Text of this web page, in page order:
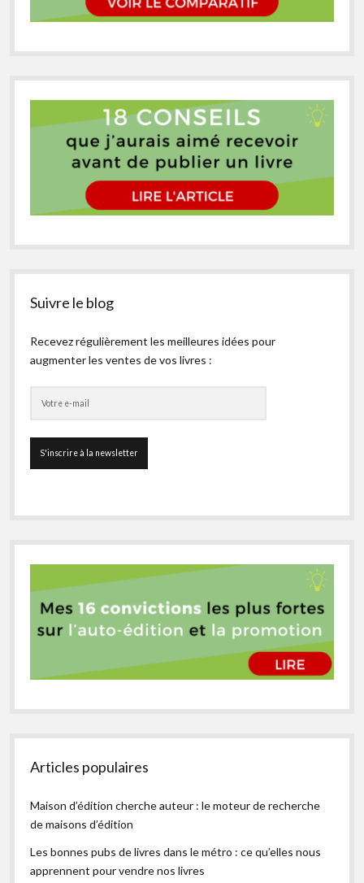
Suivre le blog
Recevez régulièrement les meilleures idées pour
augmenter les ventes de vos livres :
Articles populaires
Maison d’édition cherche auteur : le moteur de recherche
de maisons d’édition
Les bonnes pubs de livres dans le métro : ce qu’elles nous
apprennent pour vendre nos livres